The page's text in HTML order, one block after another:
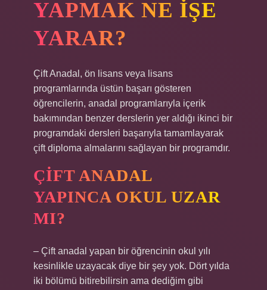
YAPMAK NE IŞE
YARAR?
Çift Anadal, ön lisans veya lisans
programlarında üstün başarı gösteren
öğrencilerin, anadal programlarıyla içerik
bakımından benzer derslerin yer aldığı ikinci bir
programdaki dersleri başarıyla tamamlayarak
çift diploma almalarını sağlayan bir programdır.
ÇIFT ANADAL
YAPINCA OKUL UZAR
MI?
– Çift anadal yapan bir öğrencinin okul yılı
kesinlikle uzayacak diye bir şey yok. Dört yılda
iki bölümü bitirebilirsin ama dediğim gibi